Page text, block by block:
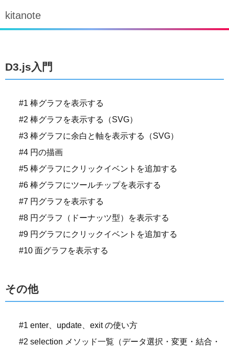
kitanote
D3.js入門
#1 棒グラフを表示する
#2 棒グラフを表示する（SVG）
#3 棒グラフに余白と軸を表示する（SVG）
#4 円の描画
#5 棒グラフにクリックイベントを追加する
#6 棒グラフにツールチップを表示する
#7 円グラフを表示する
#8 円グラフ（ドーナッツ型）を表示する
#9 円グラフにクリックイベントを追加する
#10 面グラフを表示する
その他
#1 enter、update、exit の使い方
#2 selection メソッド一覧（データ選択・変更・結合・